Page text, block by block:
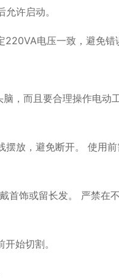
许启动。
电压一致，避免错
而且要合理操作电动
放，避免断开。 使用前
饰或留长发。 严禁在
始切割。